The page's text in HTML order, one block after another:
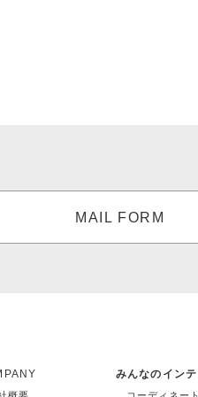
MAIL FORM
みんなのイン